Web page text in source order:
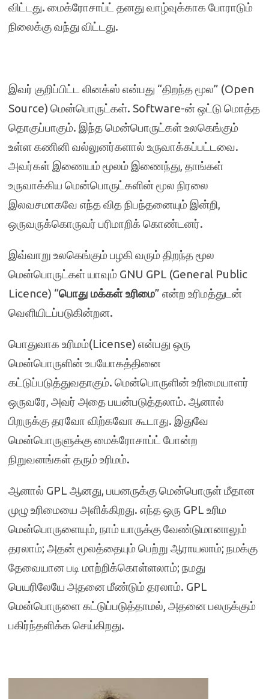
விட்டது. மைக்ரோசாப்ட் தனது வாழ்வுக்காக போராடும்
நிலைக்கு வந்து விட்டது.
இவர் குறிப்பிட்ட லினக்ஸ் என்பது “திறந்த மூல” (Open
Source) மென்பொருட்கள். Software-ன் ஒட்டு மொத்த
தொகுப்பாகும். இந்த மென்பொருட்கள் உலகெங்கும்
உள்ள கணினி வல்லுனர்களால் உருவாக்கப்பட்டவை.
அவர்கள் இணையம் மூலம் இணைந்து, தாங்கள்
உருவாக்கிய மென்பொருட்களின் மூல நிரலை
இலவசமாகவே எந்த வித நிபந்தனையும் இன்றி,
ஒருவருக்கொருவர் பரிமாறிக் கொண்டனர்.
இவ்வாறு உலகெங்கும் பழகி வரும் திறந்த மூல
மென்பொருட்கள் யாவும் GNU GPL (General Public
Licence) “பொது மக்கள் உரிமை” என்ற உரிமத்துடன்
வெளியிடப்படுகின்றன.
பொதுவாக உரிமம்(License) என்பது ஒரு
மென்பொருளின் உபயோகத்தினை
கட்டுப்படுத்துவதாகும். மென்பொருளின் உரிமையாளர்
ஒருவரே, அவர் அதை பயன்படுத்தலாம். ஆனால்
பிறருக்கு தரவோ விற்கவோ கூடாது. இதுவே
மென்பொருளுக்கு மைக்ரோசாப்ட் போன்ற
நிறுவனங்கள் தரும் உரிமம்.
ஆனால் GPL ஆனது, பயனருக்கு மென்பொருள் மீதான
முழு உரிமையை அளிக்கிறது. எந்த ஒரு GPL உரிம
மென்பொருளையும், நாம் யாருக்கு வேண்டுமானாலும்
தரலாம்; அதன் மூலத்தையும் பெற்று ஆராயலாம்; நமக்கு
தேவையான படி மாற்றிக்கொள்ளலாம்; நமது
பெயரிலேயே அதனை மீண்டும் தரலாம். GPL
மென்பொருளை கட்டுப்படுத்தாமல், அதனை பலருக்கும்
பகிர்ந்தளிக்க செய்கிறது.